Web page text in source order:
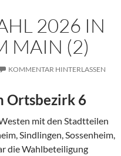
2026 IN
MAIN (2)
KOMMENTAR HINTERLASSEN
Ortsbezirk 6
mit den Stadtteilen
Sindlingen, Sossenheim,
die Wahlbeteiligung